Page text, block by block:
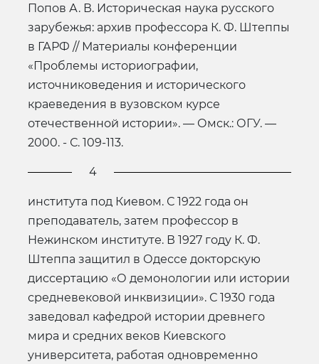
Попов А. В. Историческая наука русского
зарубежья: архив профессора К. Ф. Штеппы
в ГАРФ // Материалы конференции
«Проблемы историографии,
источниковедения и исторического
краеведения в вузовском курсе
отечественной истории». — Омск.: ОГУ. —
2000. - С. 109-113.
4
института под Киевом. С 1922 года он
преподаватель, затем профессор в
Нежинском институте. В 1927 году К. Ф.
Штеппа защитил в Одессе докторскую
диссертацию «О демонологии или истории
средневековой инквизиции». С 1930 года
заведовал кафедрой истории древнего
мира и средних веков Киевского
университета, работая одновременно